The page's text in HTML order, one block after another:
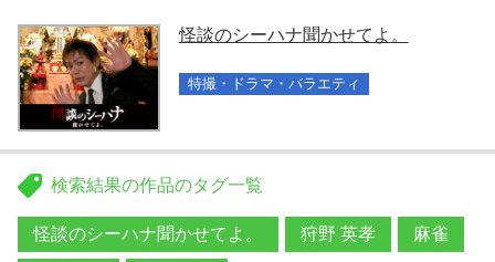
怪談のシーハナ聞かせてよ。
特撮・ドラマ・バラエティ
検索結果の作品のタグ一覧
怪談のシーハナ聞かせてよ。 狩野 英孝 麻雀